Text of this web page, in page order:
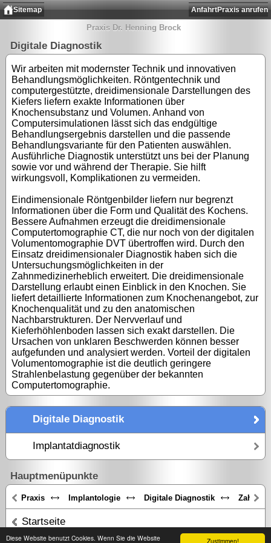
Zustimmen!
Diese Website benutzt Cookies. Wenn Sie die Website
Sitemap Praxis anrufen
Anfahrt
Praxis Dr. Henning Brock
Digitale Diagnostik
Wir arbeiten mit modernster Technik und innovativen
Behandlungsmöglichkeiten. Röntgentechnik und
computergestützte, dreidimensionale Darstellungen des
Kiefers liefern exakte Informationen über
Knochensubstanz und Volumen. Anhand von
Computersimulationen lässt sich das endgültige
Behandlungsergebnis darstellen und die passende
Behandlungsvariante für den Patienten auswählen.
Ausführliche Diagnostik unterstützt uns bei der Planung
sowie vor und während der Therapie. Sie hilft
wirkungsvoll, Komplikationen zu vermeiden.
Eindimensionale Röntgenbilder liefern nur begrenzt
Informationen über die Form und Qualität des Kochens.
Bessere Aufnahmen erzeugt die dreidimensionale
Computertomographie CT, die nur noch von der digitalen
Volumentomographie DVT übertroffen wird. Durch den
Einsatz dreidimensionaler Diagnostik haben sich die
Untersuchungsmöglichkeiten in der
Zahnmedizinerheblich erweitert. Die dreidimensionale
Darstellung erlaubt einen Einblick in den Knochen. Sie
liefert detaillierte Informationen zum Knochenangebot, zur
Knochenqualität und zu den anatomischen
Nachbarstrukturen. Der Nervverlauf und
Kieferhöhlenboden lassen sich exakt darstellen. Die
Ursachen von unklaren Beschwerden können besser
aufgefunden und analysiert werden. Vorteil der digitalen
Volumentomographie ist die deutlich geringere
Strahlenbelastung gegenüber der bekannten
Computertomographie.
Digitale Diagnostik
Implantatdiagnostik
Hauptmenüpunkte
Praxis Implantologie Digitale Diagnostik
Startseite